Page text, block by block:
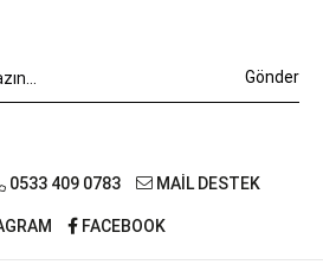
Gönder
0533 409 0783 MAİL DESTEK
FACEBOOK